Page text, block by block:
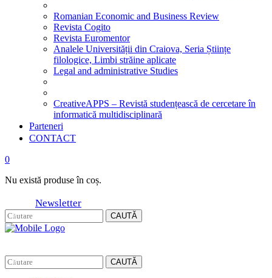
Romanian Economic and Business Review
Revista Cogito
Revista Euromentor
Analele Universității din Craiova, Seria Științe
filologice, Limbi străine aplicate
Legal and administrative Studies
CreativeAPPS – Revistă studențească de cercetare în
informatică multidisciplinară
Parteneri
CONTACT
0
Nu există produse în coș.
Newsletter
CAUTĂ
CAUTĂ